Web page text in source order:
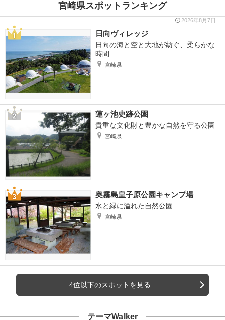
宮崎県スポットランキング
2026年8月7日
日向ヴィレッジ
日向の海と空と大地が紡ぐ、柔らかな
時間
宮崎県
蓮ヶ池史跡公園
貴重な文化財と豊かな自然を守る公園
宮崎県
奥霧島皇子原公園キャンプ場
水と緑に溢れた自然公園
宮崎県
4位以下のスポットを見る
テーマWalker